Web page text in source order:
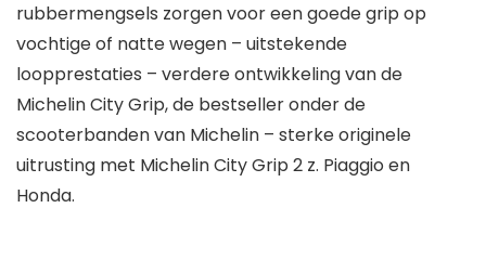
rubbermengsels zorgen voor een goede grip op
vochtige of natte wegen – uitstekende
loopprestaties – verdere ontwikkeling van de
Michelin City Grip, de bestseller onder de
scooterbanden van Michelin – sterke originele
uitrusting met Michelin City Grip 2 z. Piaggio en
Honda.